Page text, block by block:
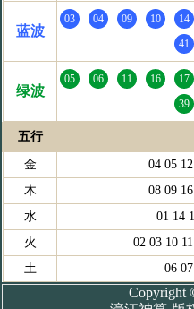
蓝波
03 04 09 10 14
41
绿波
05 06 11 16 17
39
五行
金
04 05
木
08 09
水
01 14
火
02 03 10
土
06
Copyright